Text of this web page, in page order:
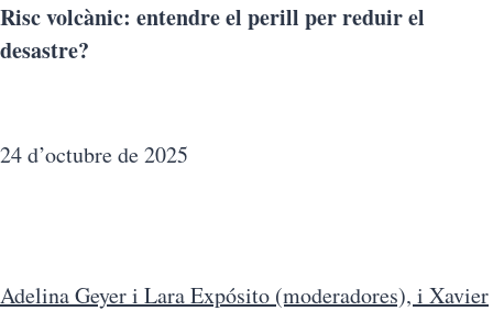
Risc volcànic: entendre el perill per reduir el
desastre?
24 d’octubre de 2025
Adelina Geyer i Lara Expósito (moderadores), i Xavier